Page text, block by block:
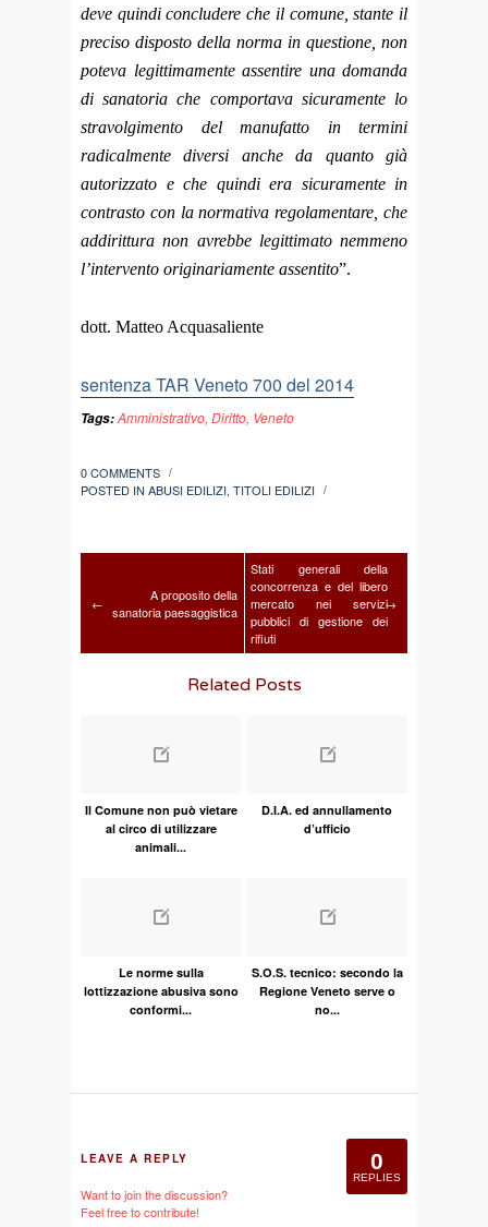
deve quindi concludere che il comune, stante il
preciso disposto della norma in questione, non
poteva legittimamente assentire una domanda
di sanatoria che comportava sicuramente lo
stravolgimento del manufatto in termini
radicalmente diversi anche da quanto già
autorizzato e che quindi era sicuramente in
contrasto con la normativa regolamentare, che
addirittura non avrebbe legittimato nemmeno
l’intervento originariamente assentito”.
dott. Matteo Acquasaliente
sentenza TAR Veneto 700 del 2014
Tags:Amministrativo, Diritto, Veneto
0 COMMENTS /
POSTED IN ABUSI EDILIZI, TITOLI EDILIZI /
←
A proposito della
sanatoria paesaggistica
Stati generali della
concorrenza e del libero
mercato nei servizi
pubblici di gestione dei
rifiuti
→
Related Posts
Il Comune non può vietare
al circo di utilizzare
animali...
D.I.A. ed annullamento
d’ufficio
Le norme sulla
lottizzazione abusiva sono
conformi...
S.O.S. tecnico: secondo la
Regione Veneto serve o
no...
0
REPLIES
LEAVE A REPLY
Want to join the discussion?
Feel free to contribute!